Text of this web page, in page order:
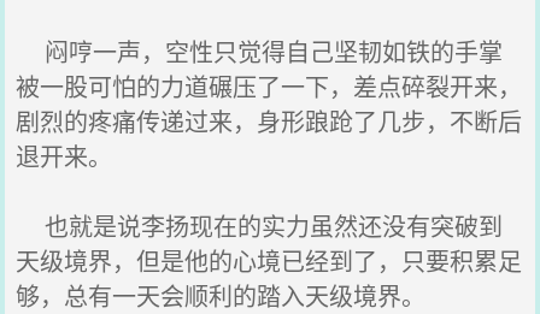
闷哼一声，空性只觉得自己坚韧如铁的手掌
被一股可怕的力道碾压了一下，差点碎裂开来，
剧烈的疼痛传递过来，身形踉跄了几步，不断后
退开来。
也就是说李扬现在的实力虽然还没有突破到
天级境界，但是他的心境已经到了，只要积累足
够，总有一天会顺利的踏入天级境界。